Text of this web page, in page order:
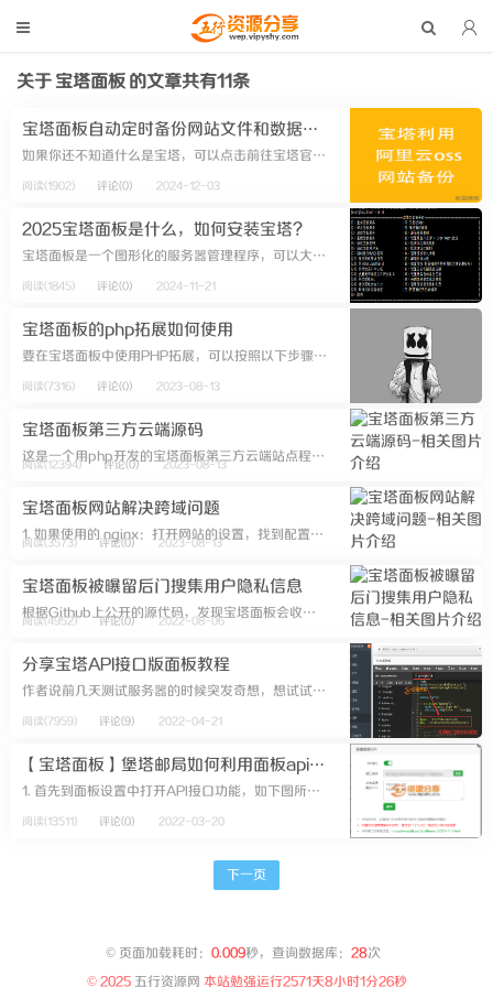
关于 宝塔面板 的文章共有11条
宝塔面板自动定时备份网站文件和数据库到阿里云OSS
如果你还不知道什么是宝塔，可以点击前往宝塔官方。如果你还不知道什么是阿里云的OSS，可以自己百度或到阿里云官方看介绍，这里不做说明了。需要注意的是，阿里云OSS需要一定的费用，如果单纯用来备份网站，费用是极少的，先充个1...
阅读(1902) 评论(0) 2024-12-03
2025宝塔面板是什么，如何安装宝塔？
宝塔面板是一个图形化的服务器管理程序，可以大大简化配置环境，部署网站，文件管理等操作。它支持多种操作系统，包括CentOS，Ubuntu、Debian、Fedora等。 以下是如何在服务器上安装宝塔面板的详细步...
阅读(1845) 评论(0) 2024-11-21
宝塔面板的php拓展如何使用
要在宝塔面板中使用PHP拓展，可以按照以下步骤进行操作： 1. 登录到宝塔面板，并进入网站管理界面。 2. 在左侧导航栏中选择对应的网站，点击“设置”按钮进入网站设置页面。&n...
阅读(7316) 评论(0) 2023-08-13
宝塔面板第三方云端源码
这是一个用php开发的宝塔面板第三方云端站点程序。 你可以使用此程序搭建属于自己的宝塔面板第三方云端，实现最新版宝塔面板私有化部署，不与宝塔官方接口通信，满足隐私安全合规需求。同时还可以去除面板强制绑定账号，D...
阅读(12394) 评论(0) 2023-08-13
宝塔面板网站解决跨域问题
1. 如果使用的 nginx：打开网站的设置，找到配置文件，添加如下代码add_header 'Access-Control-Allow-Origin' '*';add_header 'Access-Control-Al...
阅读(3573) 评论(0) 2023-08-13
宝塔面板被曝留后门搜集用户隐私信息
根据Github上公开的源代码，发现宝塔面板会收集如下信息：（1）你所在服务器上的域名，并检查域名是否可用；（2）收集面板操作日志包括时间、用户ip、请求方式、请求路劲、UA、操作动作，保存在路劲/www/ server...
阅读(4952) 评论(0) 2022-08-06
分享宝塔API接口版面板教程
作者说前几天测试服务器的时候突发奇想，想试试用宝塔API做一个伪面板。 然后他就翻了杨小杰老哥的源码和官方源码，跟着他们思路，刚开始想更改前台接口地址，对接Bt.php来着，后来发现接口实在太多而且不集中，无法...
阅读(7959) 评论(9) 2022-04-21
【宝塔面板】堡塔邮局如何利用面板api接口功能
1. 首先到面板设置中打开API接口功能，如下图所示 注意：你在哪里调用api，就要把其ip加入到ip白名单 2. 设置好面板API之后参考附件add_user_by_api.py修改对应位置的参数，...
阅读(13511) 评论(0) 2022-03-20
下一页
© 页面加载耗时： 0.009秒，查询数据库： 28次
© 2025 五行资源网 本站勉强运行2571天8小时1分26秒